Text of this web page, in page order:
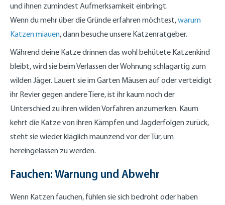
und ihnen zumindest Aufmerksamkeit einbringt.
Wenn du mehr über die Gründe erfahren möchtest,warum
Katzen miauen, dann besuche unsere Katzenratgeber.
Während deine Katze drinnen das wohl behütete Katzenkind
bleibt, wird sie beim Verlassen der Wohnung schlagartig zum
wilden Jäger. Lauert sie im Garten Mäusen auf oder verteidigt
ihr Revier gegen andere Tiere, ist ihr kaum noch der
Unterschied zu ihren wilden Vorfahren anzumerken. Kaum
kehrt die Katze von ihren Kämpfen und Jagderfolgen zurück,
steht sie wieder kläglich maunzend vor der Tür, um
hereingelassen zu werden.
Fauchen: Warnung und Abwehr
Wenn Katzen fauchen, fühlen sie sich bedroht oder haben